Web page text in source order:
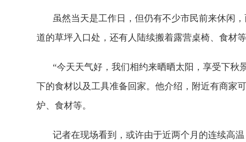
虽然当天是工作日，但仍有不少市民前来休闲
道的草坪入口处，还有人陆续搬着露营桌椅、食材等
“今天天气好，我们相约来晒晒太阳，享受下秋
下的食材以及工具准备回家。他介绍，附近有商家
炉、食材等。
记者在现场看到，或许由于近两个月的连续高